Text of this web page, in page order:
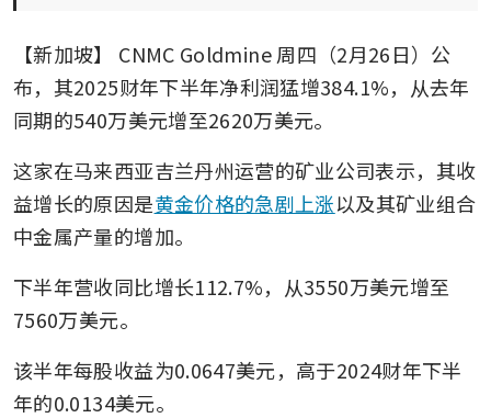
【新加坡】 CNMC Goldmine周四（2月26日）公
布，其2025财年下半年净利润猛增384.1%，从去年
同期的540万美元增至2620万美元。
这家在马来西亚吉兰丹州运营的矿业公司表示，其收
益增长的原因是黄金价格的急剧上涨以及其矿业组合
中金属产量的增加。
下半年营收同比增长112.7%，从3550万美元增至
7560万美元。
该半年每股收益为0.0647美元，高于2024财年下半
年的0.0134美元。